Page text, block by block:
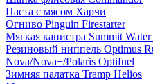
Паста с мясом Харчи
Огниво Pinguin Firestarter
Мягкая канистра Summit
Резиновый ниппель Optimus
Nova/Nova+/Polaris Optifuel
Зимняя палатка Tramp Helios